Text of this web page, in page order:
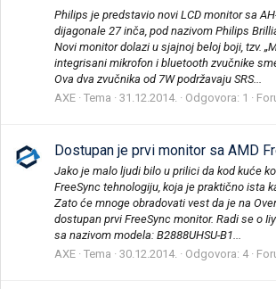
Philips je predstavio novi LCD monitor sa
dijagonale 27 inča, pod nazivom Philips
Novi monitor dolazi u sjajnoj beloj boji, tzv.
integrisani mikrofon i bluetooth zvučnike
Ova dva zvučnika od 7W podržavaju SRS...
AXE Tema 31.12.2014. Odgovora: 1
Dostupan je prvi monitor sa AMD
Jako je malo ljudi bilo u prilici da kod kuće
FreeSync tehnologiju, koja je praktično ista
Zato će mnoge obradovati vest da je na
dostupan prvi FreeSync monitor. Radi se o
sa nazivom modela: B2888UHSU-B1...
AXE Tema 30.12.2014. Odgovora: 4